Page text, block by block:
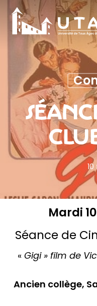
Skip
main
content
Mardi
Séance de
«Gigi » film de
Ancien collège,